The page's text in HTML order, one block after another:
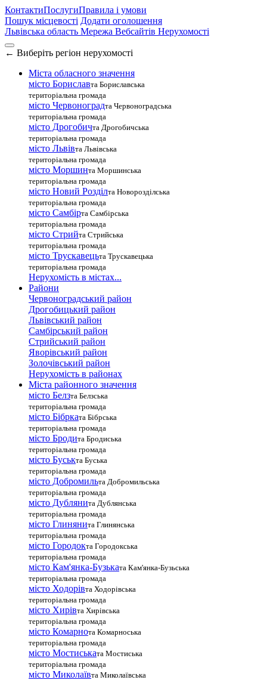
КонтактиПослугиПравила і умови
Пошук місцевості Додати оголошення
Львівська область Мережа Вебсайтів Нерухомості
← Виберіть регіон нерухомості
Міста обласного значення
місто Бориславта Бориславська
територіальна громада
місто Червоноградта Червоноградська
територіальна громада
місто Дрогобичта Дрогобичська
територіальна громада
місто Львівта Львівська
територіальна громада
місто Моршинта Моршинська
територіальна громада
місто Новий Розділта Новорозділська
територіальна громада
місто Самбірта Самбірська
територіальна громада
місто Стрийта Стрийська
територіальна громада
місто Трускавецьта Трускавецька
територіальна громада
Нерухомість в містах...
Райони
Червоноградський район
Дрогобицький район
Львівський район
Самбірський район
Стрийський район
Яворівський район
Золочівський район
Нерухомість в районах
Міста районного значення
місто Белзта Белзська
територіальна громада
місто Бібрката Бібрська
територіальна громада
місто Бродита Бродиська
територіальна громада
місто Буськта Буська
територіальна громада
місто Добромильта Добромильська
територіальна громада
місто Дублянита Дублянська
територіальна громада
місто Глинянита Глинянська
територіальна громада
місто Городокта Городокська
територіальна громада
місто Кам'янка-Бузьката Кам'янка-Бузьська
територіальна громада
місто Ходорівта Ходорівська
територіальна громада
місто Хирівта Хирівська
територіальна громада
місто Комарнота Комарноська
територіальна громада
місто Мостиськата Мостиська
територіальна громада
місто Миколаївта Миколаївська